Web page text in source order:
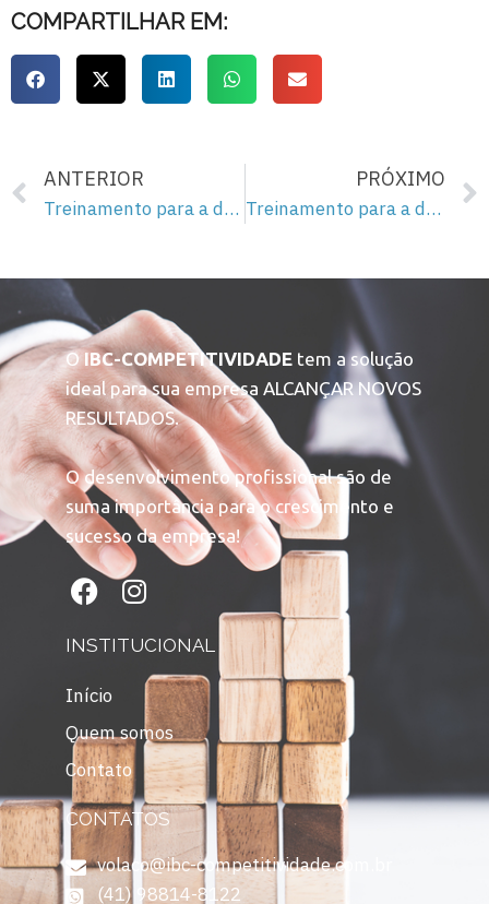
COMPARTILHAR EM:
ANTERIOR
Treinamento para a democracia – 83
PRÓXIMO
Treinamento para a democracia – 85
O IBC-COMPETITIVIDADE tem a solução
ideal para sua empresa ALCANÇAR NOVOS
RESULTADOS.
O desenvolvimento profissional são de
suma importância para o crescimento e
sucesso da empresa!
INSTITUCIONAL
Início
Quem somos
Contato
CONTATOS
volaco@ibc-competitividade.com.br
(41) 98814-8122